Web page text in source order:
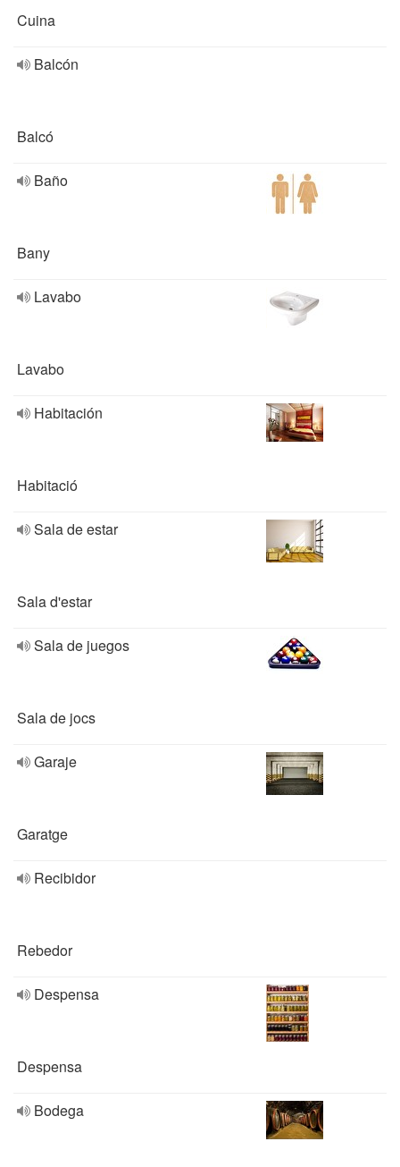
Cuina
Balcón
Balcó
Baño
Bany
Lavabo
Lavabo
Habitación
Habitació
Sala de estar
Sala d'estar
Sala de juegos
Sala de jocs
Garaje
Garatge
Recibidor
Rebedor
Despensa
Despensa
Bodega